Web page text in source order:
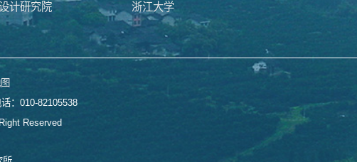
计研究院
浙江大学
：010-82105538
Reserved